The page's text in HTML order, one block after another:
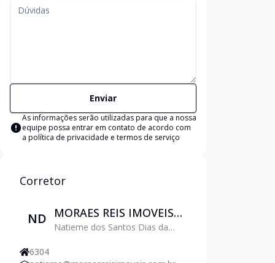
Enviar
As informações serão utilizadas para que a nossa
equipe possa entrar em contato de acordo com
a política de privacidade e termos de serviço
Corretor
ND
MORAES REIS IMOVEIS
LTDA
Natieme dos Santos Dias da
6304